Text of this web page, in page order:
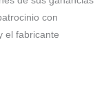
con
el fabricante